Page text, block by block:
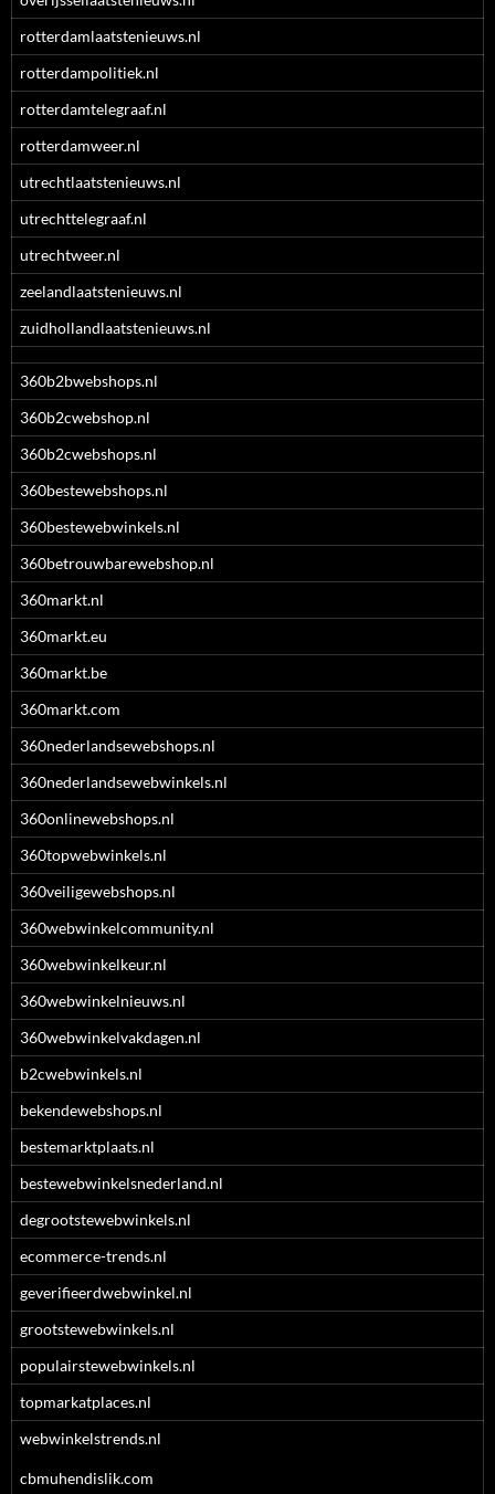
rotterdamlaatstenieuws.nl
rotterdampolitiek.nl
rotterdamtelegraaf.nl
rotterdamweer.nl
utrechtlaatstenieuws.nl
utrechttelegraaf.nl
utrechtweer.nl
zeelandlaatstenieuws.nl
zuidhollandlaatstenieuws.nl
360b2bwebshops.nl
360b2cwebshop.nl
360b2cwebshops.nl
360bestewebshops.nl
360bestewebwinkels.nl
360betrouwbarewebshop.nl
360markt.nl
360markt.eu
360markt.be
360markt.com
360nederlandsewebshops.nl
360nederlandsewebwinkels.nl
360onlinewebshops.nl
360topwebwinkels.nl
360veiligewebshops.nl
360webwinkelcommunity.nl
360webwinkelkeur.nl
360webwinkelnieuws.nl
360webwinkelvakdagen.nl
b2cwebwinkels.nl
bekendewebshops.nl
bestemarktplaats.nl
bestewebwinkelsnederland.nl
degrootstewebwinkels.nl
ecommerce-trends.nl
geverifieerdwebwinkel.nl
grootstewebwinkels.nl
populairstewebwinkels.nl
topmarkatplaces.nl
webwinkelstrends.nl
cbmuhendislik.com